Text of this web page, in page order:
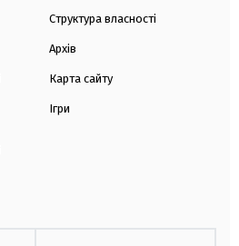
Структура власності
Архів
Карта сайту
Ігри